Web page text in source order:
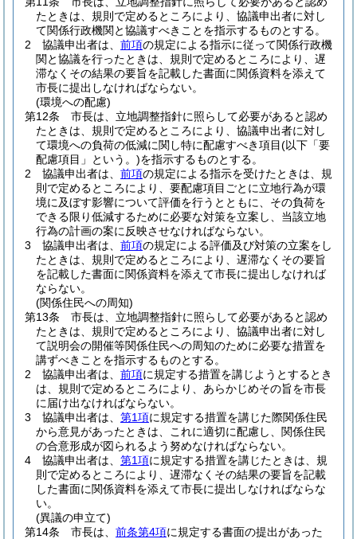
たときは、規則で定めるところにより、協議申出者に対し
て関係行政機関と協議すべきことを指示するものとする。
2
協議申出者は、 前項の規定による指示に従って関係行政機
関と協議を行ったときは、規則で定めるところにより、遅
滞なくその結果の要旨を記載した書面に関係資料を添えて
市長に提出しなければならない。
(環境への配慮)
第12条
市長は、立地調整指針に照らして必要があると認め
たときは、規則で定めるところにより、協議申出者に対し
て環境への負荷の低減に関し特に配慮すべき項目(以下「要
配慮項目」という。)を指示するものとする。
2
協議申出者は、 前項の規定による指示を受けたときは、規
則で定めるところにより、要配慮項目ごとに立地行為が環
境に及ぼす影響について評価を行うとともに、その負荷を
できる限り低減するために必要な対策を立案し、当該立地
行為の計画の案に反映させなければならない。
3
協議申出者は、 前項の規定による評価及び対策の立案をし
たときは、規則で定めるところにより、遅滞なくその要旨
を記載した書面に関係資料を添えて市長に提出しなければ
ならない。
(関係住民への周知)
第13条
市長は、立地調整指針に照らして必要があると認め
たときは、規則で定めるところにより、協議申出者に対し
て説明会の開催等関係住民への周知のために必要な措置を
講ずべきことを指示するものとする。
2
協議申出者は、 前項に規定する措置を講じようとするとき
は、規則で定めるところにより、あらかじめその旨を市長
に届け出なければならない。
3
協議申出者は、 第1項に規定する措置を講じた際関係住民
から意見があったときは、これに適切に配慮し、関係住民
の合意形成が図られるよう努めなければならない。
4
協議申出者は、 第1項に規定する措置を講じたときは、規
則で定めるところにより、遅滞なくその結果の要旨を記載
した書面に関係資料を添えて市長に提出しなければならな
い。
(異議の申立て)
第14条
市長は、 前条第4項に規定する書面の提出があった